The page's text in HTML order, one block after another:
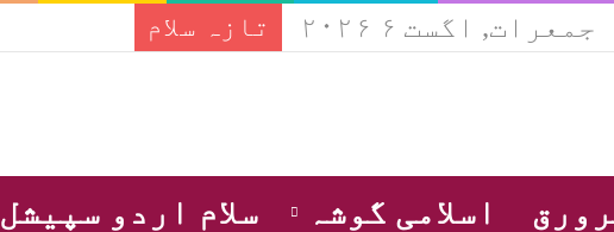
جمعرات, اگست ۶ ۲۰۲۶ تازہ سلام
اسلامی گوشہ سلام اردو سپیشل